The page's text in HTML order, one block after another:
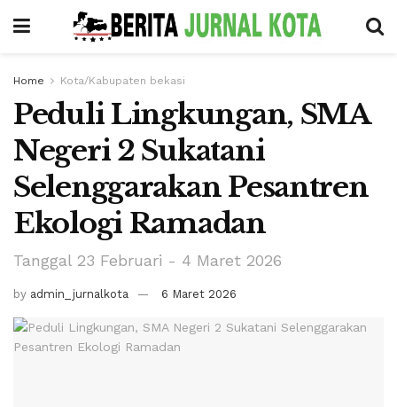
Home Kota/Kabupaten bekasi
Peduli Lingkungan, SMA
Negeri 2 Sukatani
Selenggarakan Pesantren
Ekologi Ramadan
Tanggal 23 Februari - 4 Maret 2026
by admin_jurnalkota 6 Maret 2026